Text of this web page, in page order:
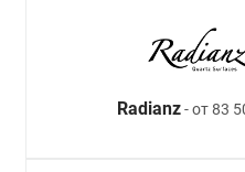
Radianz- от 83